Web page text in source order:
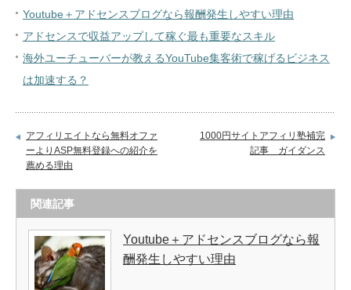
Youtube＋アドセンスブログなら報酬発生しやすい理由
アドセンスで収益アップして稼ぐ最も重要なスキル
海外ユーチューバーが教えるYouTube集客術で稼げるビジネス
は加速する？
アフィリエイトなら無料オファ
ーよりASP無料登録への紹介を
薦める理由
1000円サイトアフィリ塾補完
記事 ガイダンス
関連記事
Youtube＋アドセンスブログなら報
酬発生しやすい理由